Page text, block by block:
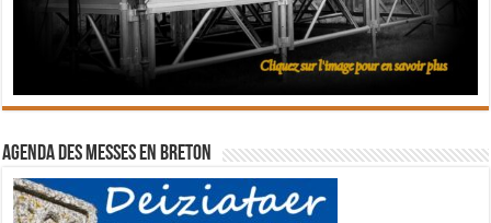
Agenda des messes en breton